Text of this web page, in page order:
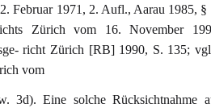
Februar 1971, 2. Aufl., Aarau 1985, §
Zürich vom 16. November
richt Zürich [RB] 1990, S. 135;
vom
3d). Eine solche Rücksichtnahme